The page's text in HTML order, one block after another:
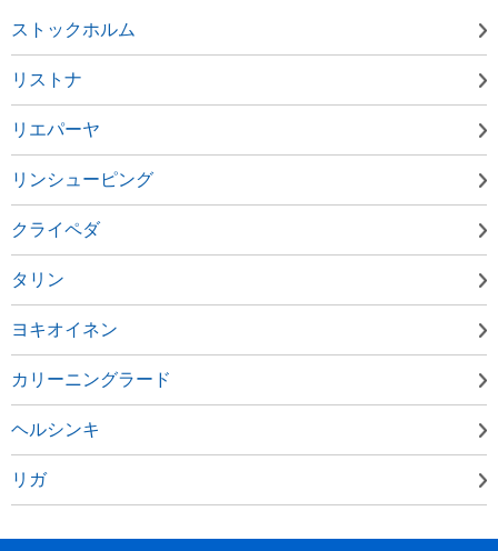
ストックホルム
リストナ
リエパーヤ
リンシューピング
クライペダ
タリン
ヨキオイネン
カリーニングラード
ヘルシンキ
リガ